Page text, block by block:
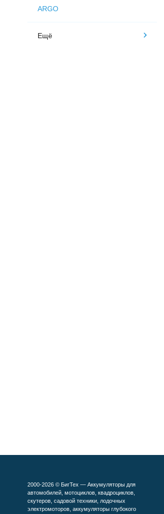
ARGO
Ещё
2000-2026 © БигТех — Аккумуляторы для
автомобилей, мотоциклов, квадроциклов,
скутеров, садовой техники, лодочных
электромоторов, аккумуляторы глубокого